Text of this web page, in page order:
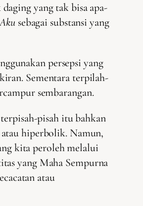
yang tak bisa apa-
Akusebagai substansi yang
persepsi yang
Sementara terpilah-
sembarangan.
pisah itu bahkan
atau hiperbolik. Namun,
kita peroleh melalui
yang Maha Sempurna
atau